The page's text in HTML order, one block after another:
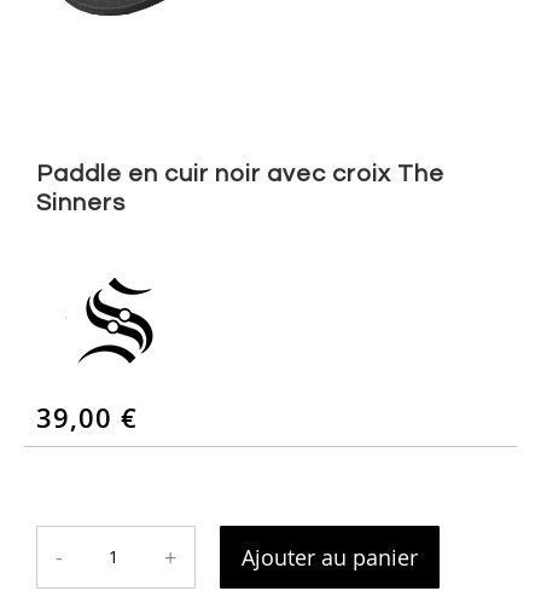
the
beginning
gallery
Paddle en cuir noir avec croix The
Sinners
39,00 €
- + Ajouter au panier